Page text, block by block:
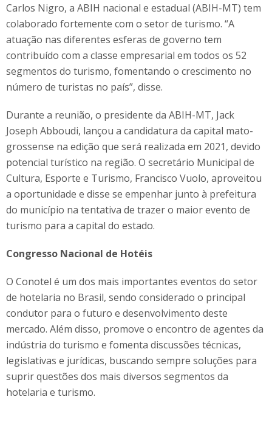
Carlos Nigro, a ABIH nacional e estadual (ABIH-MT) tem
colaborado fortemente com o setor de turismo. “A
atuação nas diferentes esferas de governo tem
contribuído com a classe empresarial em todos os 52
segmentos do turismo, fomentando o crescimento no
número de turistas no país”, disse.
Durante a reunião, o presidente da ABIH-MT, Jack
Joseph Abboudi, lançou a candidatura da capital mato-
grossense na edição que será realizada em 2021, devido
potencial turístico na região. O secretário Municipal de
Cultura, Esporte e Turismo, Francisco Vuolo, aproveitou
a oportunidade e disse se empenhar junto à prefeitura
do município na tentativa de trazer o maior evento de
turismo para a capital do estado.
Congresso Nacional de Hotéis
O Conotel é um dos mais importantes eventos do setor
de hotelaria no Brasil, sendo considerado o principal
condutor para o futuro e desenvolvimento deste
mercado. Além disso, promove o encontro de agentes da
indústria do turismo e fomenta discussões técnicas,
legislativas e jurídicas, buscando sempre soluções para
suprir questões dos mais diversos segmentos da
hotelaria e turismo.